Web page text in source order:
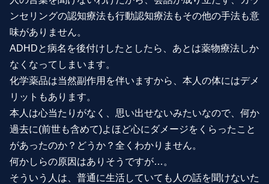
ンセリングの認知療法も行動認知療法もその他の手法も意
味がありません。
ADHDと病名を後付けしたとしたら、あとは薬物療法しか
なくなってしまいます。
化学薬品は当然副作用を伴いますから、本人の体にはデメ
リットもあります。
本人は心当たりがなく、思い出せないみたいなので、何か
過去に(前世も含めて)よほど心にダメージをくらったこと
があったのか？どうか？全くわかりません。
何かしらの原因はありそうですが…。
そういう人は、普通に生活していても人の話を聞けないた